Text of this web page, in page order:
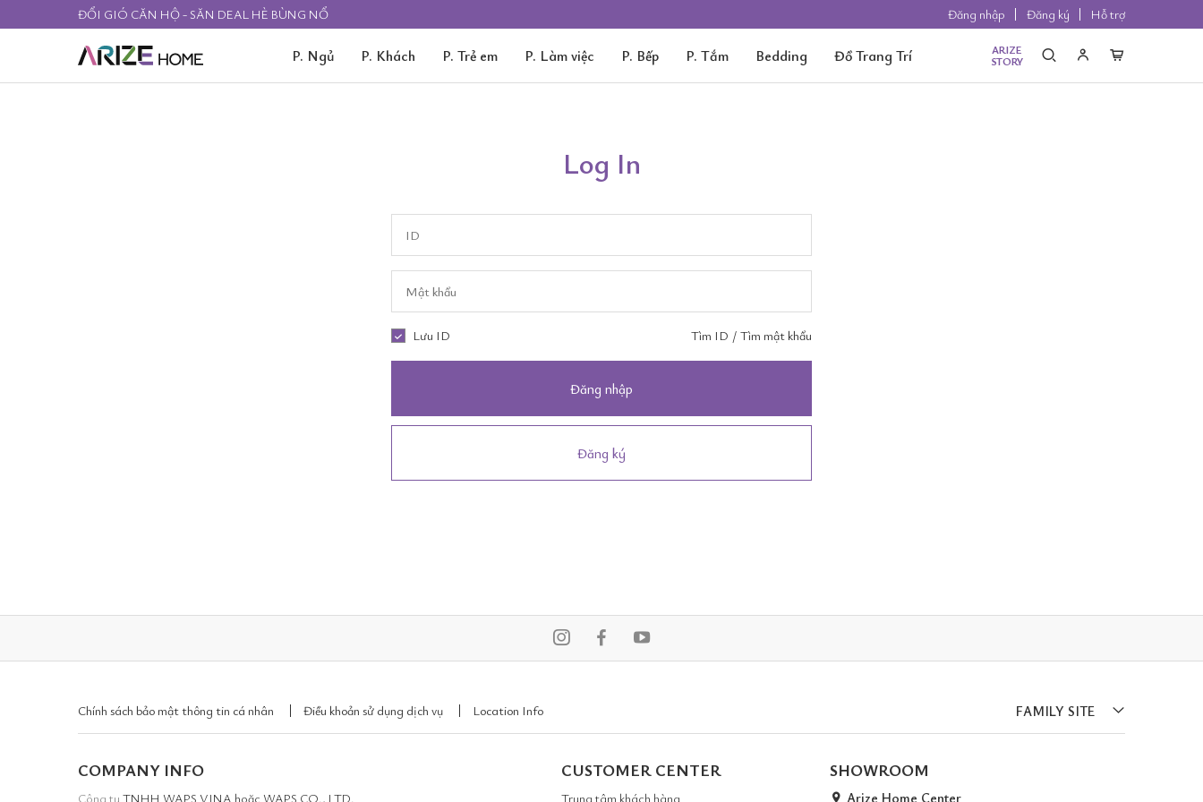
ĐỔI GIÓ CĂN HỘ - SĂN DEAL HÈ BÙNG NỔ Đăng nhập Đăng ký Hỗ trợ
P. Ngủ P. Khách P. Trẻ em P. Làm việc P. Bếp P. Tắm Bedding Đồ Trang Trí
ARIZE
STORY
Log In
Lưu ID Tìm ID / Tìm mật khẩu
Đăng nhập
Đăng ký
Chính sách bảo mật thông tin cá nhân Điều khoản sử dụng dịch vụ Location Info FAMILY SITE
COMPANY INFO
Công ty TNHH WAPS VINA hoặc WAPS CO., LTD.
CUSTOMER CENTER
Trung tâm khách hàng
SHOWROOM
Arize Home Center